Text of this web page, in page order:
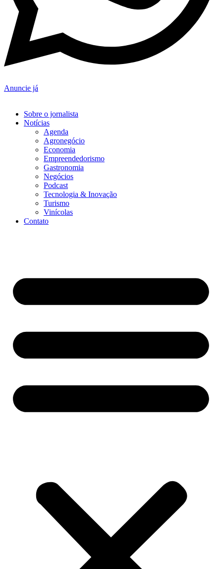
Anuncie já
Sobre o jornalista
Notícias
Agenda
Agronegócio
Economia
Empreendedorismo
Gastronomia
Negócios
Podcast
Tecnologia & Inovação
Turismo
Vinícolas
Contato